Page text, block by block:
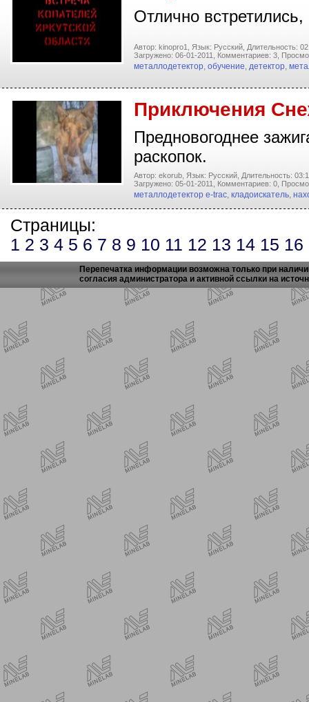
Отлично
Автор: kinopro1, Язык: Русский, Длительность:
Загружено: 06-01-2011,
Комментариев: 3,
металлодетектор, обучение, детектор,
Приключения
Предновогоднее
раскопок.
Автор: ekorub, Язык: Русский, Длительность:
Загружено: 05-01-2011,
Комментариев: 0,
металлодетектор e-trac, кладоискатель,
Страницы:
1 2 3 4 5 6 7 8 9 10 11 12 13 14 15 16
Перепечатка информации возможна только при
согласия администратора и активной ссылки на